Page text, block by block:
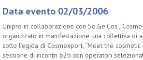
Data evento 02/03/2006
Unipro in collaborazione con So.Ge.Cos.,
organizzato in manifestazione una collettiva di
sotto l’egida di Cosmexport, “Meet the cosmetic
sessione di incontri b2b con operatori